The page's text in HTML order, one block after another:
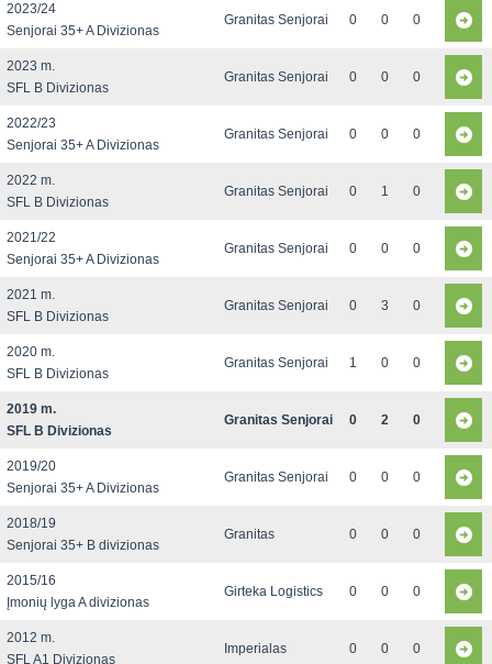
2023/24
Senjorai 35+ A Divizionas
Granitas Senjorai 0 0 0
2023 m.
SFL B Divizionas
Granitas Senjorai 0 0 0
2022/23
Senjorai 35+ A Divizionas
Granitas Senjorai 0 0 0
2022 m.
SFL B Divizionas
Granitas Senjorai 0 1 0
2021/22
Senjorai 35+ A Divizionas
Granitas Senjorai 0 0 0
2021 m.
SFL B Divizionas
Granitas Senjorai 0 3 0
2020 m.
SFL B Divizionas
Granitas Senjorai 1 0 0
2019 m.
SFL B Divizionas
Granitas Senjorai 0 2 0
2019/20
Senjorai 35+ A Divizionas
Granitas Senjorai 0 0 0
2018/19
Senjorai 35+ B divizionas
Granitas 0 0 0
2015/16
Įmonių lyga A divizionas
Girteka Logistics 0 0 0
2012 m.
SFL A1 Divizionas
Imperialas 0 0 0